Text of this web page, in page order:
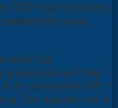
года и понять,
год.
делиться на 4 без
то получится 505 –
Это значит, что в